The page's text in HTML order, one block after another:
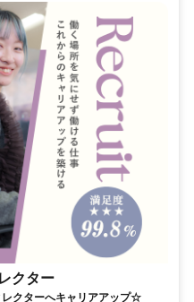
クター
クターへキャリアアップ☆